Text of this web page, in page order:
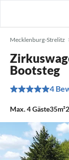
Mecklenburg-Strelitz
Bootsteg
4
Max.4Gäste35m²2